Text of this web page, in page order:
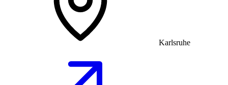
Karlsruhe